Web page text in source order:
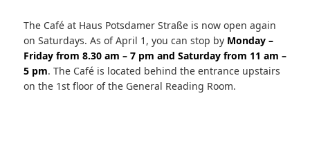
The Café at Haus Potsdamer Straße is now open again
on Saturdays. As of April 1, you can stop by Monday –
Friday from 8.30 am – 7 pm and Saturday from 11 am –
5 pm. The Café is located behind the entrance upstairs
on the 1st floor of the General Reading Room.